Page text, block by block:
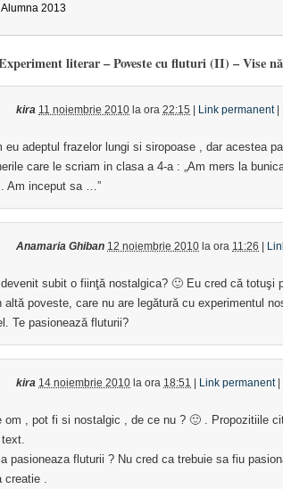
Alumna 2013
literar – Poveste cu fluturi (II) – Vise
kira 11 noiembrie 2010 la ora 22:15 Link permanent|
eu adeptul frazelor lungi si siropoase , dar acestea
care le scriam in clasa a 4-a : „Am mers la
. Am inceput sa …”
Anamaria Ghiban 12 noiembrie 2010 la ora 11:26
subit o fiinţă nostalgica? 🙂 Eu cred că totuşi
altă poveste, care nu are legătură cu experimentul
Te pasionează fluturii?
kira 14 noiembrie 2010 la ora 18:51 Link permanent|
om , pot fi si nostalgic , de ce nu ? 🙂 . Propozitiile
pasioneaza fluturii ? Nu cred ca trebuie sa fiu
creatie .